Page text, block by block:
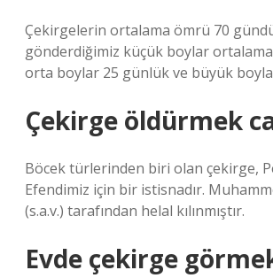
Çekirgelerin ortalama ömrü 70
gönderdiğimiz küçük boylar
orta boylar 25 günlük ve büyük
Çekirge öldürmek
Böcek türlerinden biri olan çekirge,
Efendimiz için bir istisnadır.
(s.a.v.) tarafından helal kılınmıştır.
Evde çekirge